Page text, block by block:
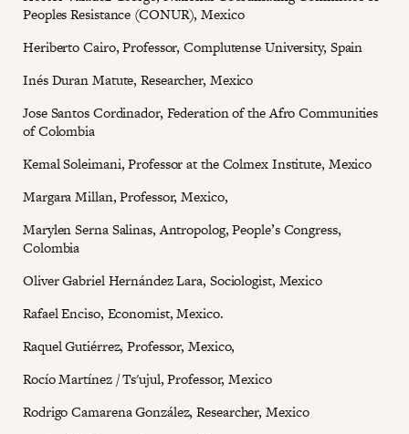
Peoples Resistance (CONUR), Mexico
Heriberto Cairo, Professor, Complutense University, Spain
Inés Duran Matute, Researcher, Mexico
Jose Santos Cordinador, Federation of the Afro Communities
of Colombia
Kemal Soleimani, Professor at the Colmex Institute, Mexico
Margara Millan, Professor, Mexico,
Marylen Serna Salinas, Antropolog, People’s Congress,
Colombia
Oliver Gabriel Hernández Lara, Sociologist, Mexico
Rafael Enciso, Economist, Mexico.
Raquel Gutiérrez, Professor, Mexico,
Rocío Martínez / Ts'ujul, Professor, Mexico
Rodrigo Camarena González, Researcher, Mexico